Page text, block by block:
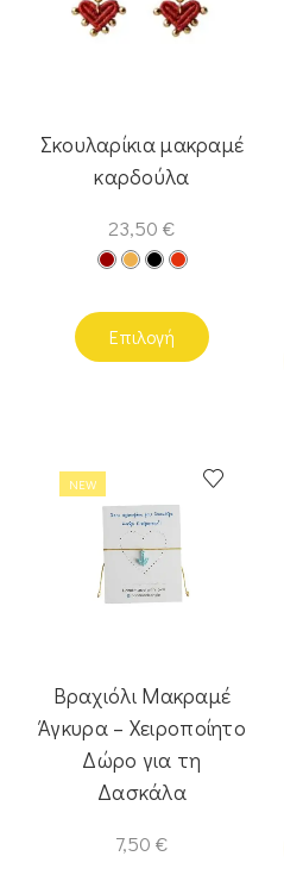
Σκουλαρίκια μακραμέ
καρδούλα
23,50 €
Επιλογή
NEW
Βραχιόλι Μακραμέ
Άγκυρα – Χειροποίητο
Δώρο για τη
Δασκάλα
7,50 €